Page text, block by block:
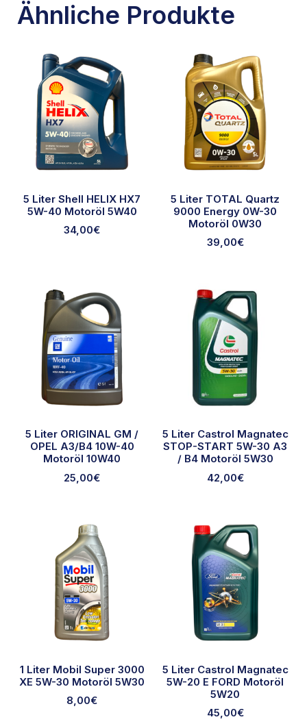
Ähnliche Produkte
5 Liter Shell HELIX HX7
5W-40 Motoröl 5W40
34,00€
5 Liter TOTAL Quartz
9000 Energy 0W-30
Motoröl 0W30
39,00€
5 Liter ORIGINAL GM /
OPEL A3/B4 10W-40
Motoröl 10W40
25,00€
5 Liter Castrol Magnatec
STOP-START 5W-30 A3
/ B4 Motoröl 5W30
42,00€
1 Liter Mobil Super 3000
XE 5W-30 Motoröl 5W30
8,00€
5 Liter Castrol Magnatec
5W-20 E FORD Motoröl
5W20
45,00€